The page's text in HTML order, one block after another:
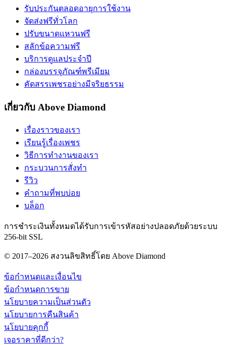
รับประกันตลอดอายุการใช้งาน
จัดส่งฟรีทั่วโลก
ปรับขนาดแหวนฟรี
สลักข้อความฟรี
บริการดูแลประจำปี
กล่องบรรจุภัณฑ์พรีเมียม
คัดสรรเพชรอย่างมีจริยธรรม
เกี่ยวกับ Above Diamond
เรื่องราวของเรา
เรียนรู้เรื่องเพชร
วิธีการทำงานของเรา
กระบวนการสั่งทำ
รีวิว
คำถามที่พบบ่อย
บล็อก
การชำระเงินทั้งหมดได้รับการเข้ารหัสอย่างปลอดภัยด้วยระบบ
256-bit SSL
© 2017–2026 สงวนลิขสิทธิ์โดย Above Diamond
ข้อกำหนดและเงื่อนไข
ข้อกำหนดการขาย
นโยบายความเป็นส่วนตัว
นโยบายการคืนสินค้า
นโยบายคุกกี้
เจอราคาที่ดีกว่า?